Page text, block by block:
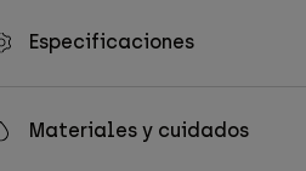
Especificaciones
Materiales y cuidados